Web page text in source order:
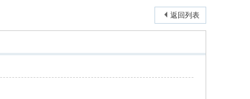
返回列表